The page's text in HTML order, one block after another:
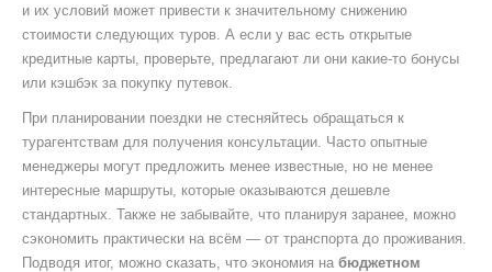
и их условий может привести к значительному снижению
стоимости следующих туров. А если у вас есть открытые
кредитные карты, проверьте, предлагают ли они какие-то бонусы
или кэшбэк за покупку путевок.
При планировании поездки не стесняйтесь обращаться к
турагентствам для получения консультации. Часто опытные
менеджеры могут предложить менее известные, но не менее
интересные маршруты, которые оказываются дешевле
стандартных. Также не забывайте, что планируя заранее, можно
сэкономить практически на всём — от транспорта до проживания.
Подводя итог, можно сказать, что экономия на бюджетном